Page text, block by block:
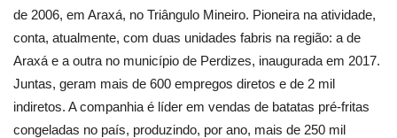
de 2006, em Araxá, no Triângulo Mineiro. Pioneira na atividade,
conta, atualmente, com duas unidades fabris na região: a de
Araxá e a outra no município de Perdizes, inaugurada em 2017.
Juntas, geram mais de 600 empregos diretos e de 2 mil
indiretos. A companhia é líder em vendas de batatas pré-fritas
congeladas no país, produzindo, por ano, mais de 250 mil